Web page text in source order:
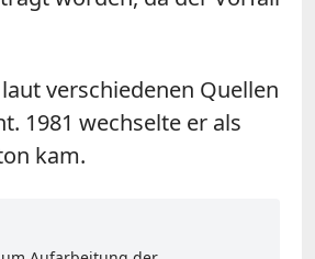
verschiedenen Quellen
1981 wechselte er als
kam.